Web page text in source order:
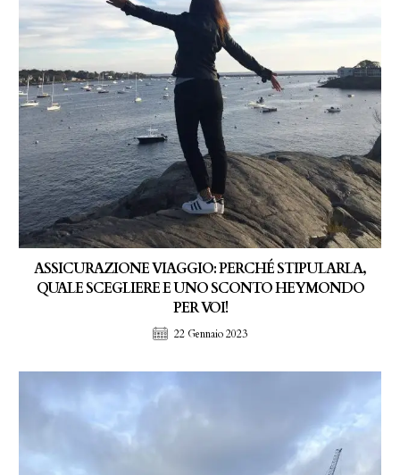
ASSICURAZIONE VIAGGIO: PERCHÉ STIPULARLA,
QUALE SCEGLIERE E UNO SCONTO HEYMONDO
PER VOI!
22 Gennaio 2023